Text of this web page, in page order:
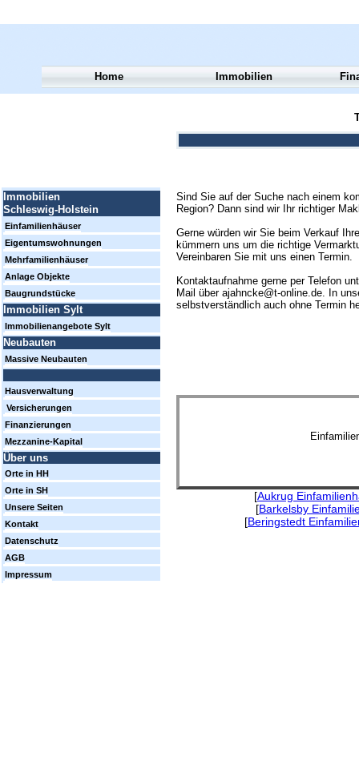
Sind Sie auf der Suche nach einem
Region? Dann sind wir Ihr richtiger
Gerne würden wir Sie beim Verkauf
kümmern uns um die richtige
Vereinbaren Sie mit uns einen Termin.
Kontaktaufnahme gerne per Telefon
Mail über ajahncke@t-online.de. In
selbstverständlich auch ohne Termin
[Aukrug
[Barkelsby
[Beringstedt
Home Immobilien
Immobilien
Schleswig-Holstein
Einfamilienhäuser
Eigentumswohnungen
Mehrfamilienhäuser
Anlage Objekte
Baugrundstücke
Immobilien Sylt
Immobilienangebote Sylt
Neubauten
Massive Neubauten
Hausverwaltung
Versicherungen
Finanzierungen
Mezzanine-Kapital
Über uns
Orte in HH
Orte in SH
Unsere Seiten
Kontakt
Datenschutz
AGB
Impressum